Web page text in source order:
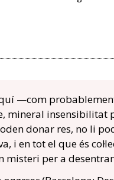
—com
mineral insensibilitat
donar res, no li
i en tot el que és
per a